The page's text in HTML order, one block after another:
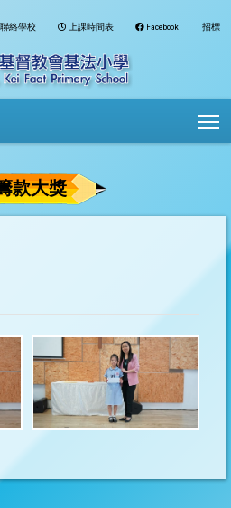
聯絡學校 上課時間表 Facebook 招標
款大獎